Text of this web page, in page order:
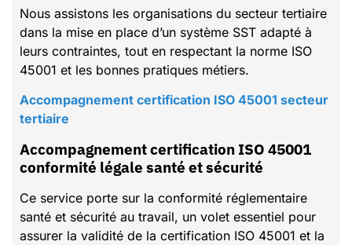
Nous assistons les organisations du secteur tertiaire
dans la mise en place d’un système SST adapté à
leurs contraintes, tout en respectant la norme ISO
45001 et les bonnes pratiques métiers.
Accompagnement certification ISO 45001 secteur
tertiaire
Accompagnement certification ISO 45001
conformité légale santé et sécurité
Ce service porte sur la conformité réglementaire
santé et sécurité au travail, un volet essentiel pour
assurer la validité de la certification ISO 45001 et la